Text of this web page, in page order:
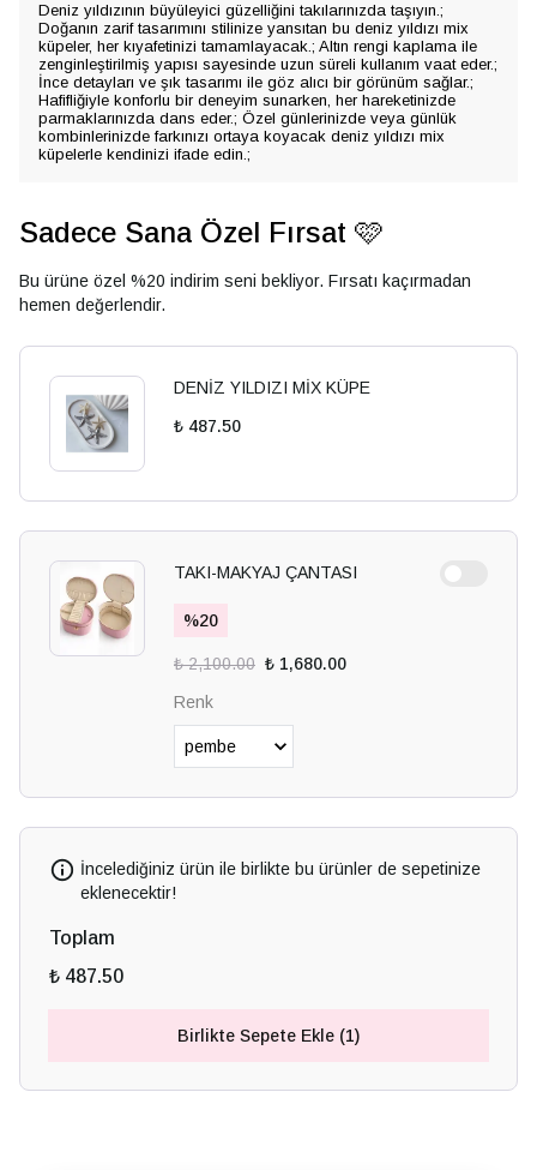
Deniz yıldızının büyüleyici güzelliğini takılarınızda taşıyın.;
Doğanın zarif tasarımını stilinize yansıtan bu deniz yıldızı mix
küpeler, her kıyafetinizi tamamlayacak.; Altın rengi kaplama ile
zenginleştirilmiş yapısı sayesinde uzun süreli kullanım vaat eder.;
İnce detayları ve şık tasarımı ile göz alıcı bir görünüm sağlar.;
Hafifliğiyle konforlu bir deneyim sunarken, her hareketinizde
parmaklarınızda dans eder.; Özel günlerinizde veya günlük
kombinlerinizde farkınızı ortaya koyacak deniz yıldızı mix
küpelerle kendinizi ifade edin.;
Sadece Sana Özel Fırsat 🩷
Bu ürüne özel %20 indirim seni bekliyor. Fırsatı kaçırmadan
hemen değerlendir.
DENİZ YILDIZI MİX KÜPE
₺ 487.50
TAKI-MAKYAJ ÇANTASI
%20
₺ 2,100.00 ₺ 1,680.00
Renk
İncelediğiniz ürün ile birlikte bu ürünler de sepetinize
eklenecektir!
Toplam
₺ 487.50
Birlikte Sepete Ekle (1)